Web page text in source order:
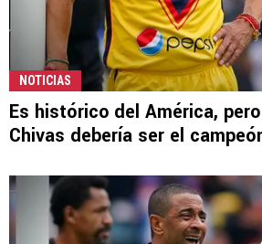
NOTICIAS
Es histórico del América,
Chivas debería ser el